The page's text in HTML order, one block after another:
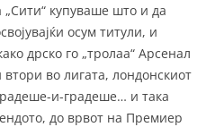
купуваше што и да
осум титули, и
дрско го „тролаа“ Арсенал
во лигата, лондонскиот
и-градеше… и така
до врвот на Премиер